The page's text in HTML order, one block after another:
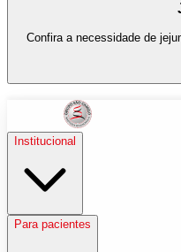
Confira a necessidade de
Institucional
Para pacientes